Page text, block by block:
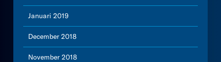
Januari 2019
December 2018
November 2018